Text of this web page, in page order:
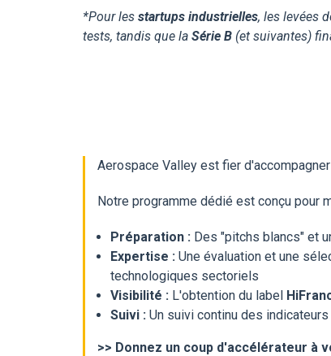
*Pour les startups industrielles, les levées
tests, tandis que la Série B (et suivantes)
Aerospace Valley est fier
Notre programme dédié est conçu pour
Préparation : Des "pitchs blancs" et
Expertise : Une évaluation et une
technologiques sectoriels
Visibilité : L'obtention du label
Suivi : Un suivi continu des
>> Donnez un coup d'accélérateur à